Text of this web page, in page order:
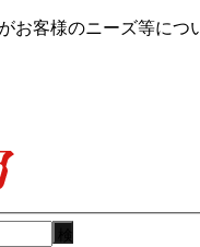
お客様のニーズ等に